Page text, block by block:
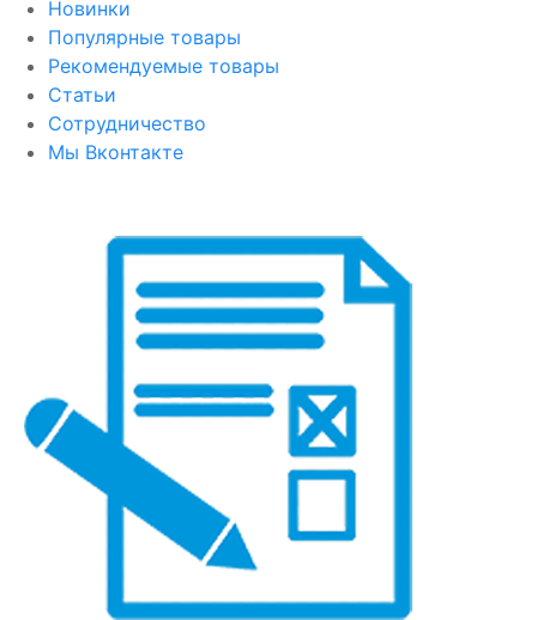
Новинки
Популярные товары
Рекомендуемые товары
Статьи
Сотрудничество
Мы Вконтакте